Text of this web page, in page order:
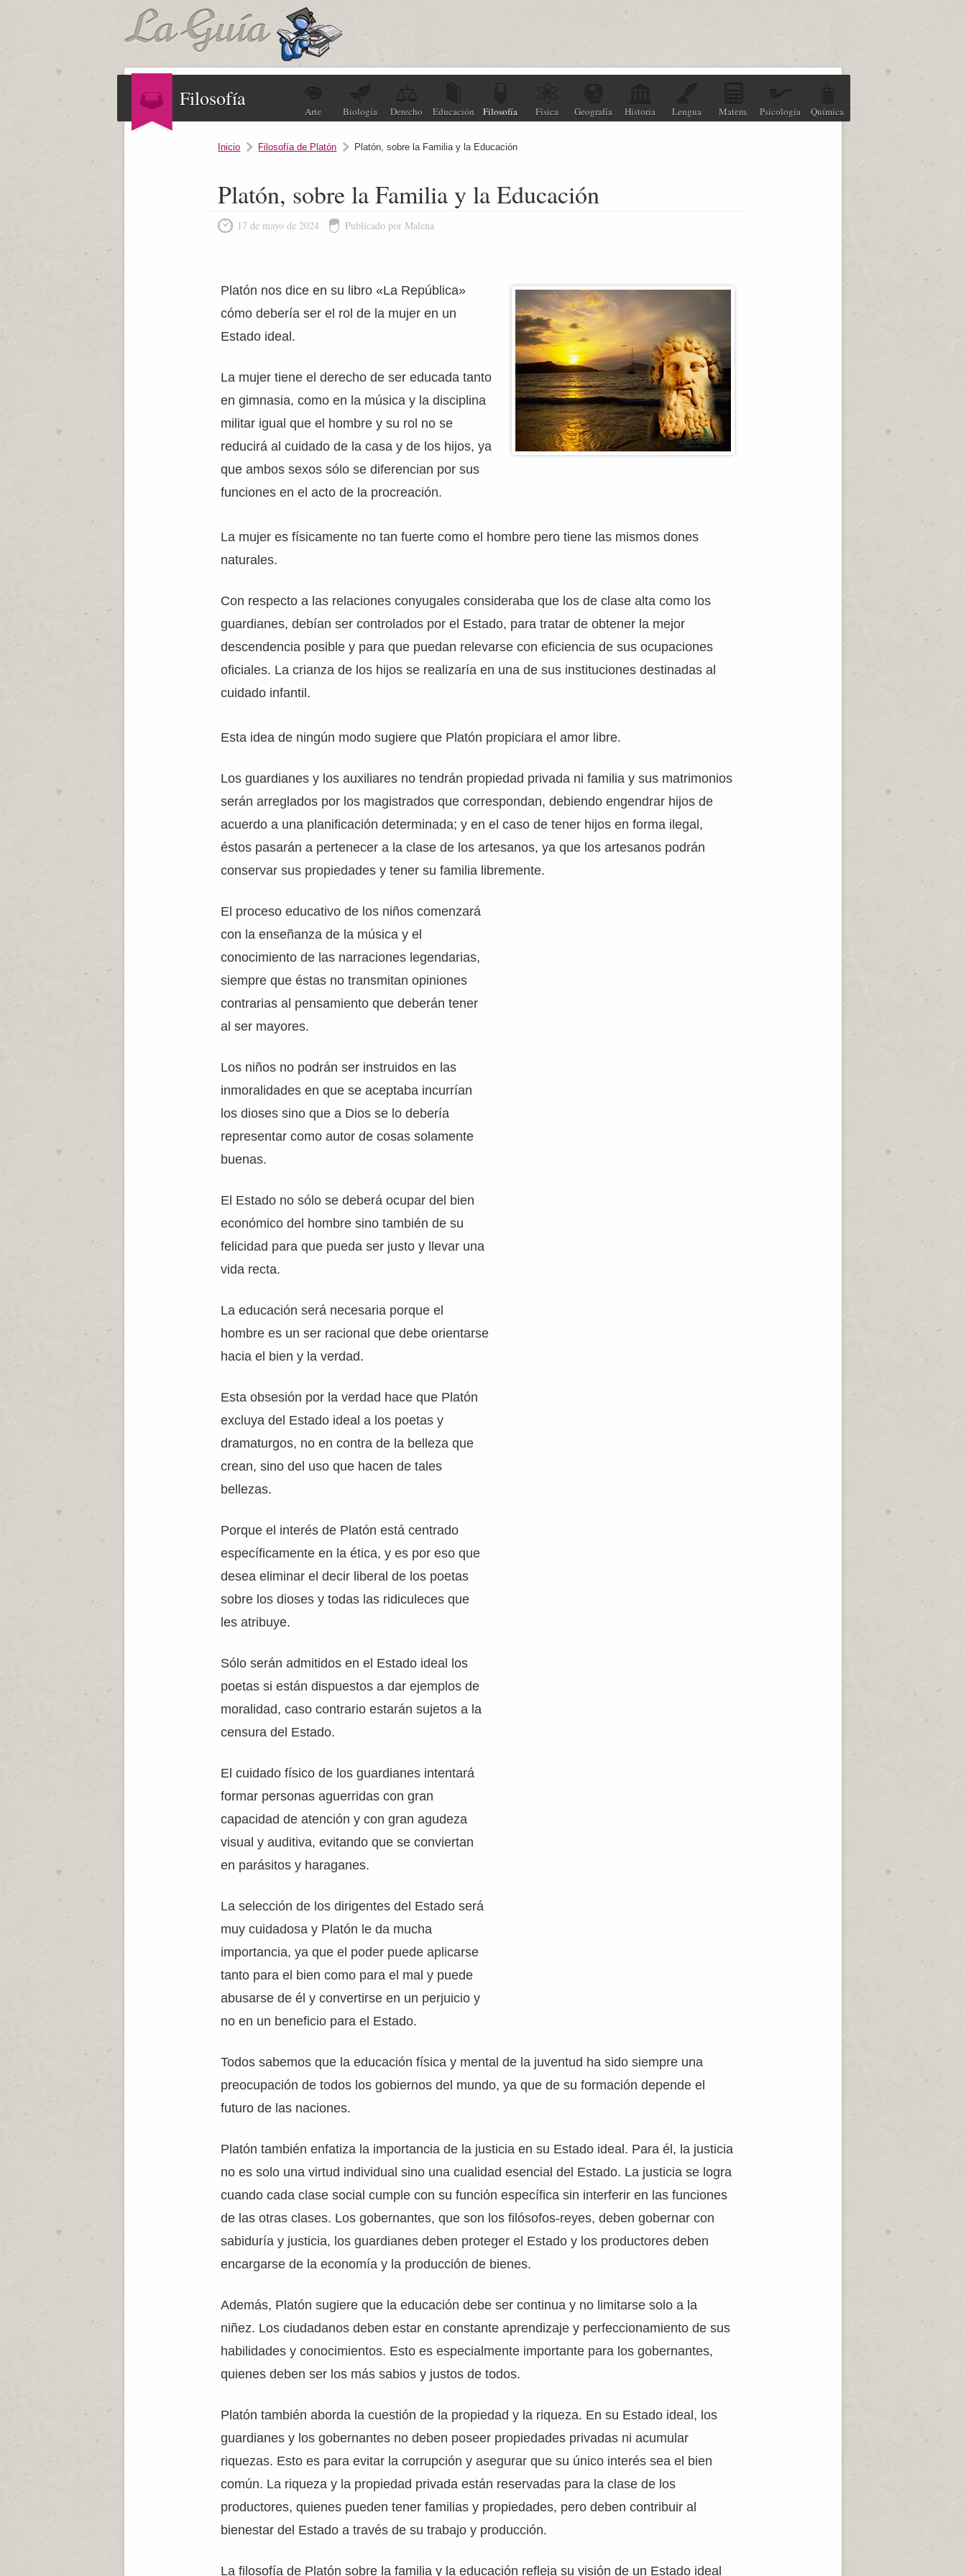
Filosofía
Arte Biología Derecho Educación Filosofía Física Geografía Historia Lengua Matem. Psicología Química
Inicio Filosofía de Platón Platón, sobre la Familia y la Educación
Platón, sobre la Familia y la Educación
17 de mayo de 2024 Publicado por Malena
Platón nos dice en su libro «La República»
cómo debería ser el rol de la mujer en un
Estado ideal.
La mujer tiene el derecho de ser educada tanto
en gimnasia, como en la música y la disciplina
militar igual que el hombre y su rol no se
reducirá al cuidado de la casa y de los hijos, ya
que ambos sexos sólo se diferencian por sus
funciones en el acto de la procreación.
La mujer es físicamente no tan fuerte como el hombre pero tiene las mismos dones
naturales.
Con respecto a las relaciones conyugales consideraba que los de clase alta como los
guardianes, debían ser controlados por el Estado, para tratar de obtener la mejor
descendencia posible y para que puedan relevarse con eficiencia de sus ocupaciones
oficiales. La crianza de los hijos se realizaría en una de sus instituciones destinadas al
cuidado infantil.
Esta idea de ningún modo sugiere que Platón propiciara el amor libre.
Los guardianes y los auxiliares no tendrán propiedad privada ni familia y sus matrimonios
serán arreglados por los magistrados que correspondan, debiendo engendrar hijos de
acuerdo a una planificación determinada; y en el caso de tener hijos en forma ilegal,
éstos pasarán a pertenecer a la clase de los artesanos, ya que los artesanos podrán
conservar sus propiedades y tener su familia libremente.
El proceso educativo de los niños comenzará
con la enseñanza de la música y el
conocimiento de las narraciones legendarias,
siempre que éstas no transmitan opiniones
contrarias al pensamiento que deberán tener
al ser mayores.
Los niños no podrán ser instruidos en las
inmoralidades en que se aceptaba incurrían
los dioses sino que a Dios se lo debería
representar como autor de cosas solamente
buenas.
El Estado no sólo se deberá ocupar del bien
económico del hombre sino también de su
felicidad para que pueda ser justo y llevar una
vida recta.
La educación será necesaria porque el
hombre es un ser racional que debe orientarse
hacia el bien y la verdad.
Esta obsesión por la verdad hace que Platón
excluya del Estado ideal a los poetas y
dramaturgos, no en contra de la belleza que
crean, sino del uso que hacen de tales
bellezas.
Porque el interés de Platón está centrado
específicamente en la ética, y es por eso que
desea eliminar el decir liberal de los poetas
sobre los dioses y todas las ridiculeces que
les atribuye.
Sólo serán admitidos en el Estado ideal los
poetas si están dispuestos a dar ejemplos de
moralidad, caso contrario estarán sujetos a la
censura del Estado.
El cuidado físico de los guardianes intentará
formar personas aguerridas con gran
capacidad de atención y con gran agudeza
visual y auditiva, evitando que se conviertan
en parásitos y haraganes.
La selección de los dirigentes del Estado será
muy cuidadosa y Platón le da mucha
importancia, ya que el poder puede aplicarse
tanto para el bien como para el mal y puede
abusarse de él y convertirse en un perjuicio y
no en un beneficio para el Estado.
Todos sabemos que la educación física y mental de la juventud ha sido siempre una
preocupación de todos los gobiernos del mundo, ya que de su formación depende el
futuro de las naciones.
Platón también enfatiza la importancia de la justicia en su Estado ideal. Para él, la justicia
no es solo una virtud individual sino una cualidad esencial del Estado. La justicia se logra
cuando cada clase social cumple con su función específica sin interferir en las funciones
de las otras clases. Los gobernantes, que son los filósofos-reyes, deben gobernar con
sabiduría y justicia, los guardianes deben proteger el Estado y los productores deben
encargarse de la economía y la producción de bienes.
Además, Platón sugiere que la educación debe ser continua y no limitarse solo a la
niñez. Los ciudadanos deben estar en constante aprendizaje y perfeccionamiento de sus
habilidades y conocimientos. Esto es especialmente importante para los gobernantes,
quienes deben ser los más sabios y justos de todos.
Platón también aborda la cuestión de la propiedad y la riqueza. En su Estado ideal, los
guardianes y los gobernantes no deben poseer propiedades privadas ni acumular
riquezas. Esto es para evitar la corrupción y asegurar que su único interés sea el bien
común. La riqueza y la propiedad privada están reservadas para la clase de los
productores, quienes pueden tener familias y propiedades, pero deben contribuir al
bienestar del Estado a través de su trabajo y producción.
La filosofía de Platón sobre la familia y la educación refleja su visión de un Estado ideal